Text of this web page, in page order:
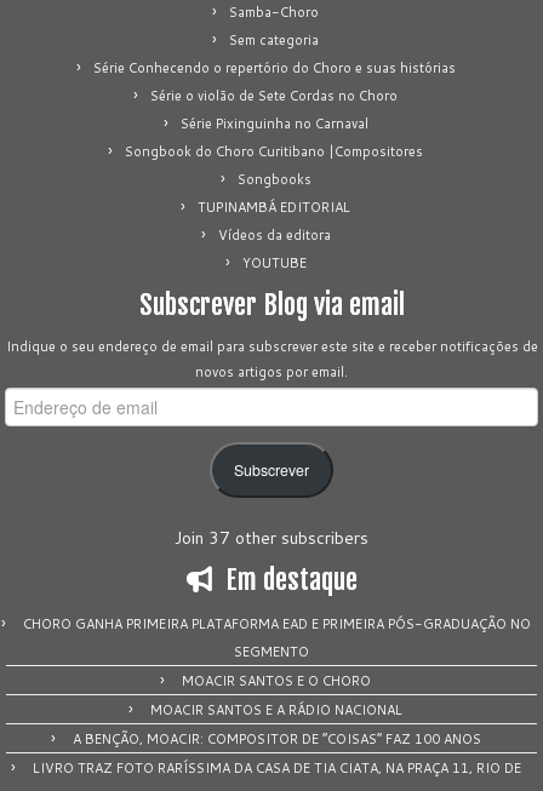
Samba-Choro
Sem categoria
Série Conhecendo o repertório do Choro e suas histórias
Série o violão de Sete Cordas no Choro
Série Pixinguinha no Carnaval
Songbook do Choro Curitibano |Compositores
Songbooks
TUPINAMBÁ EDITORIAL
Vídeos da editora
YOUTUBE
Subscrever Blog via email
Indique o seu endereço de email para subscrever este site e receber notificações de
novos artigos por email.
Endereço
de
Subscrever
Join 37 other subscribers
Em destaque
CHORO GANHA PRIMEIRA PLATAFORMA EAD E PRIMEIRA PÓS-GRADUAÇÃO NO
SEGMENTO
MOACIR SANTOS E O CHORO
MOACIR SANTOS E A RÁDIO NACIONAL
A BENÇÃO, MOACIR: COMPOSITOR DE “COISAS” FAZ 100 ANOS
LIVRO TRAZ FOTO RARÍSSIMA DA CASA DE TIA CIATA, NA PRAÇA 11, RIO DE